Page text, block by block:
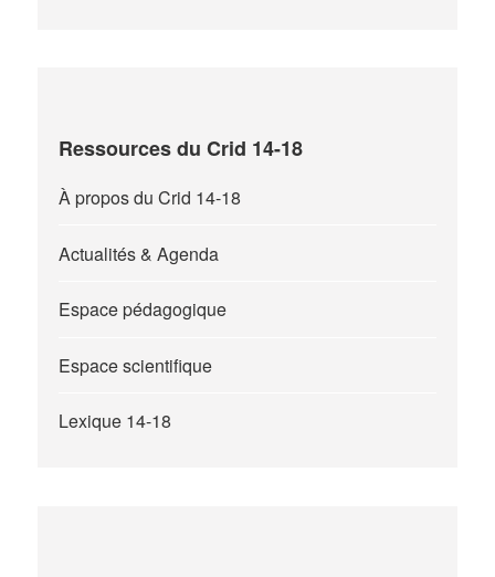
Ressources du Crid 14-18
À propos du Crid 14-18
Actualités & Agenda
Espace pédagogique
Espace scientifique
Lexique 14-18